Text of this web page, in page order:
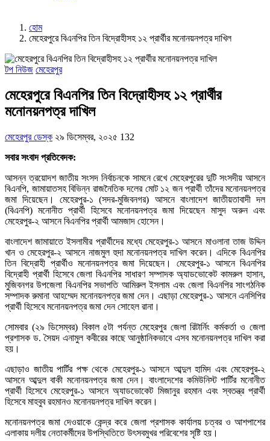
হোম
মেহেরপুরে বিএনপির তিন বিদ্রোহীসহ ১২ প্রার্থীর মনোনয়নপত্র দাখিল
টপ নিউজ মেহেরপুর
মেহেরপুরে বিএনপির তিন বিদ্রোহীসহ ১২ প্রার্থীর
মনোনয়নপত্র দাখিল
মেহেরপুর ডেস্ক ২৯ ডিসেম্বর, ২০২৫ 132
সবার সংবাদ প্রতিবেদক:
আসন্ন ত্রয়োদশ জাতীয় সংসদ নির্বাচনকে সামনে রেখে মেহেরপুরের দুটি সংসদীয় আসনে
বিএনপি, জামায়াতসহ বিভিন্ন রাজনৈতিক দলের মোট ১২ জন প্রার্থী তাঁদের মনোনয়নপত্র
জমা দিয়েছেন।মেহেরপুর-১ (সদর-মুজিবনগর) আসনে বাংলাদেশ জাতীয়তাবাদী দল
(বিএনপি) মনোনীত প্রার্থী হিসেবে মনোনয়নপত্র জমা দিয়েছেন মাসুদ অরুন এবং
মেহেরপুর-২ আসনে বিএনপির প্রার্থী আমজাদ হোসেন।
বাংলাদেশ জামায়াতে ইসলামীর প্রার্থীদের মধ্যে মেহেরপুর-১ আসনে মাওলানা তাজ উদ্দিন
খান ও মেহেরপুর-২ আসনে নাজমুল হুদা মনোনয়নপত্র দাখিল করেন। এদিকে বিএনপির
তিন বিদ্রোহী প্রার্থীও মনোনয়নপত্র জমা দিয়েছেন। মেহেরপুর-১ আসনে বিএনপির
বিদ্রোহী প্রার্থী হিসেবে জেলা বিএনপির সাধারণ সম্পাদক অ্যাডভোকেট কামরুল হাসান,
মুজিবনগর উপজেলা বিএনপির সভাপতি আমিরুল ইসলাম এবং জেলা বিএনপির সাংগঠনিক
সম্পাদক রুমানা আহম্মেদ মনোনয়নপত্র জমা দেন। এছাড়া মেহেরপুর-১ আসনে এনসিপির
প্রার্থী হিসেবে মনোনয়নপত্র জমা দেন সোহেল রানা।
সোমবার (২৯ ডিসেম্বর) বিকাল ৫টা পর্যন্ত মেহেরপুর জেলা রিটার্নিং কর্মকর্তা ও জেলা
প্রশাসক ড. সৈয়দ এনামুল কবীরের কাছে আনুষ্ঠানিকভাবে এসব মনোনয়নপত্র দাখিল করা
হয়।
এছাড়াও জাতীয় পার্টির পক্ষ থেকে মেহেরপুর-১ আসনে আব্দুল হামিদ এবং মেহেরপুর-২
আসনে আব্দুল বাকী মনোনয়নপত্র জমা দেন। বাংলাদেশের কমিউনিস্ট পার্টির মনোনীত
প্রার্থী হিসেবে মেহেরপুর-১ আসনে অ্যাডভোকেট মিজানুর রহমান এবং স্বতন্ত্র প্রার্থী
হিসেবে মাহবুব রহমানও মনোনয়নপত্র দাখিল করেন।
মনোনয়নপত্র জমা দেওয়াকে কেন্দ্র করে জেলা প্রশাসক কার্যালয় চত্বর ও আশপাশের
এলাকায় দলীয় নেতাকর্মীদের উপস্থিতিতে উৎসবমুখর পরিবেশের সৃষ্টি হয়।